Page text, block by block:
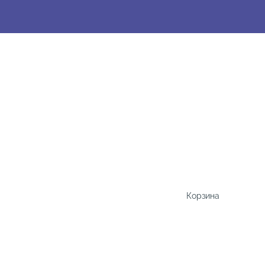
Корзина